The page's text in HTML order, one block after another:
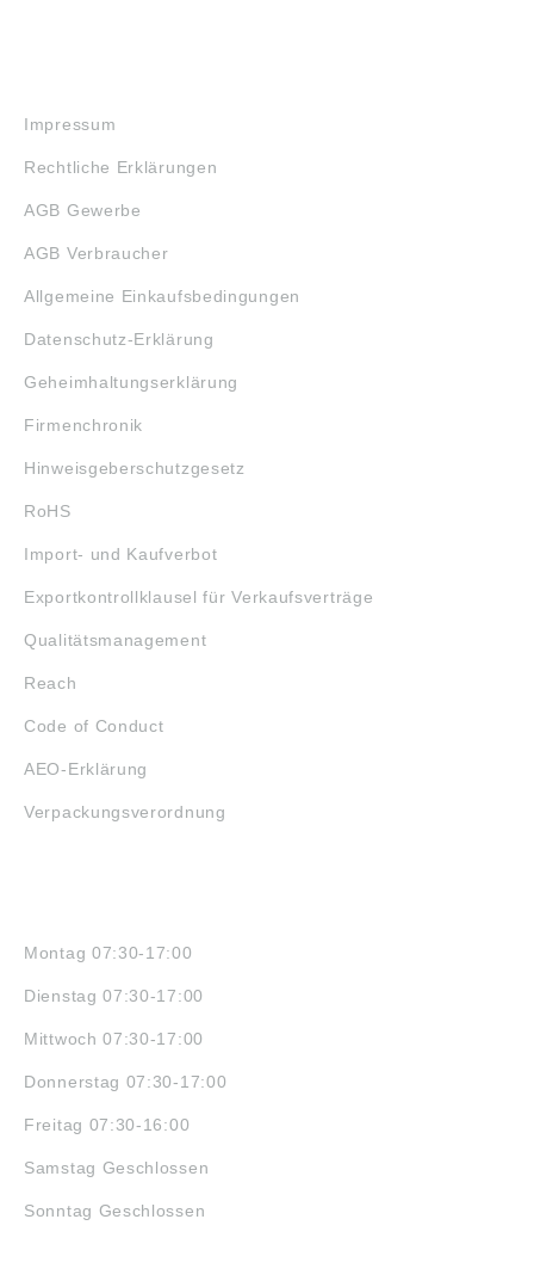
Impressum
Rechtliche Erklärungen
AGB Gewerbe
AGB Verbraucher
Allgemeine Einkaufsbedingungen
Datenschutz-Erklärung
Geheimhaltungserklärung
Firmenchronik
Hinweisgeberschutzgesetz
RoHS
Import- und Kaufverbot
Exportkontrollklausel für Verkaufsverträge
Qualitätsmanagement
Reach
Code of Conduct
AEO-Erklärung
Verpackungsverordnung
Montag 07:30-17:00
Dienstag 07:30-17:00
Mittwoch 07:30-17:00
Donnerstag 07:30-17:00
Freitag 07:30-16:00
Samstag Geschlossen
Sonntag Geschlossen